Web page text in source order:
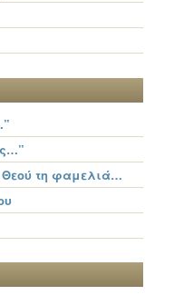
τη φαμελιά…